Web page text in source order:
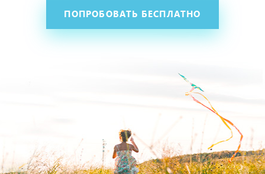
ПОПРОБОВАТЬ БЕСПЛАТНО